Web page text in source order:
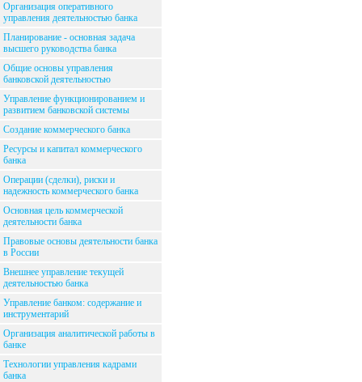
Организация оперативного
управления деятельностью банка
Планирование - основная задача
высшего руководства банка
Общие основы управления
банковской деятельностью
Управление функционированием и
развитием банковской системы
Создание коммерческого банка
Ресурсы и капитал коммерческого
банка
Операции (сделки), риски и
надежность коммерческого банка
Основная цель коммерческой
деятельности банка
Правовые основы деятельности банка
в России
Внешнее управление текущей
деятельностью банка
Управление банком: содержание и
инструментарий
Организация аналитической работы в
банке
Технологии управления кадрами
банка